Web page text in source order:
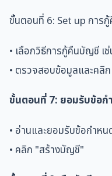
ขั้นตอนที่ 6: Set up การ
• เลือกวิธีการกู้คืนบัญชี เ
• ตรวจสอบข้อมูลและคลิ
ขั้นตอนที่ 7: ยอมรับข้อก
• อ่านและยอมรับข้อกำหน
• คลิก "สร้างบัญชี"